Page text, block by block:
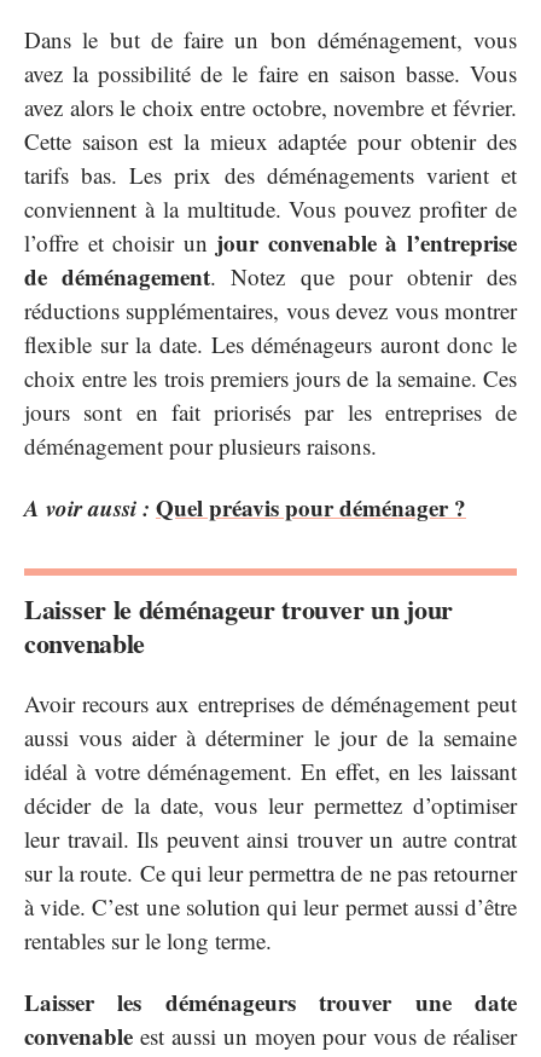
Dans le but de faire un bon déménagement, vous
avez la possibilité de le faire en saison basse. Vous
avez alors le choix entre octobre, novembre et février.
Cette saison est la mieux adaptée pour obtenir des
tarifs bas. Les prix des déménagements varient et
conviennent à la multitude. Vous pouvez profiter de
l’offre et choisir un jour convenable à l’entreprise
de déménagement. Notez que pour obtenir des
réductions supplémentaires, vous devez vous montrer
flexible sur la date. Les déménageurs auront donc le
choix entre les trois premiers jours de la semaine. Ces
jours sont en fait priorisés par les entreprises de
déménagement pour plusieurs raisons.
A voir aussi : Quel préavis pour déménager ?
Laisser le déménageur trouver un jour
convenable
Avoir recours aux entreprises de déménagement peut
aussi vous aider à déterminer le jour de la semaine
idéal à votre déménagement. En effet, en les laissant
décider de la date, vous leur permettez d’optimiser
leur travail. Ils peuvent ainsi trouver un autre contrat
sur la route. Ce qui leur permettra de ne pas retourner
à vide. C’est une solution qui leur permet aussi d’être
rentables sur le long terme.
Laisser les déménageurs trouver une date
convenable est aussi un moyen pour vous de réaliser